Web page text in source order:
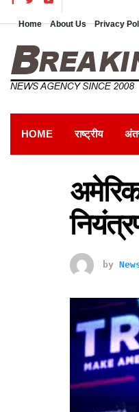
Home About Us Privacy
HOME राष्ट्रीय
by